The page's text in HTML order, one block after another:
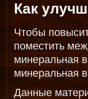
Как
Чтобы
поместить
минеральная
минеральная
Данные